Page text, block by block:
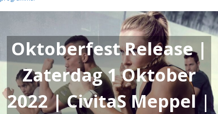
Oktoberfest Release |
Zaterdag 1 Oktober
2022 | CivitaS Meppel|